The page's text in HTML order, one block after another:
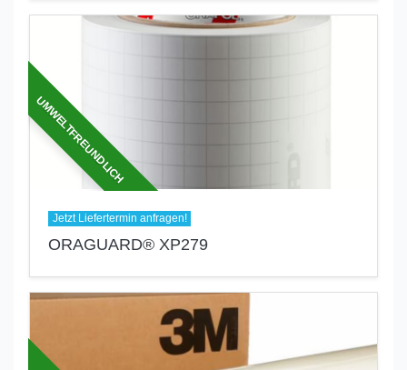
UMWELTFREUNDLICH
Jetzt Liefertermin anfragen!
ORAGUARD® XP279